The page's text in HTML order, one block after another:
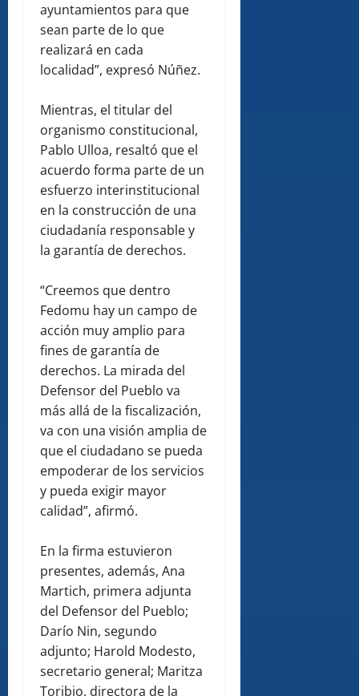
ayuntamientos para que
sean parte de lo que
realizará en cada
localidad”, expresó Núñez.
Mientras, el titular del
organismo constitucional,
Pablo Ulloa, resaltó que el
acuerdo forma parte de un
esfuerzo interinstitucional
en la construcción de una
ciudadanía responsable y
la garantía de derechos.
“Creemos que dentro
Fedomu hay un campo de
acción muy amplio para
fines de garantía de
derechos. La mirada del
Defensor del Pueblo va
más allá de la fiscalización,
va con una visión amplia de
que el ciudadano se pueda
empoderar de los servicios
y pueda exigir mayor
calidad”, afirmó.
En la firma estuvieron
presentes, además, Ana
Martich, primera adjunta
del Defensor del Pueblo;
Darío Nin, segundo
adjunto; Harold Modesto,
secretario general; Maritza
Toribio, directora de la